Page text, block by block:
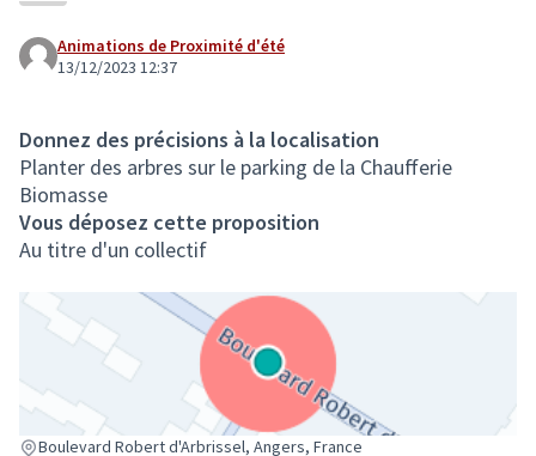
Animations de Proximité d'été
13/12/2023 12:37
Donnez des précisions à la localisation
Planter des arbres sur le parking de la Chaufferie
Biomasse
Vous déposez cette proposition
Au titre d'un collectif
Boulevard Robert d'Arbrissel, Angers, France
(Lien externe)